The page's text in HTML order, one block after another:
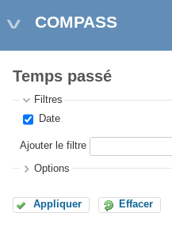
COMPASS
Temps passé
Filtres
Date
Ajouter le filtre
Options
Appliquer Effacer